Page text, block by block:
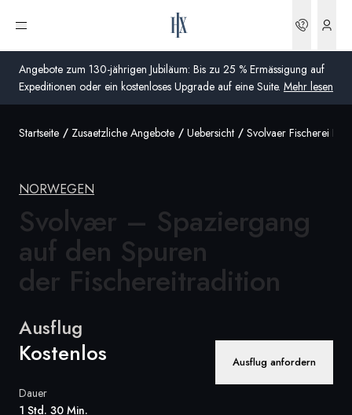
Angebote zum 130-jährigen Jubiläum: Bis zu 25 % Ermässigung auf
Expeditionen oder ein kostenloses Upgrade auf eine Suite. Mehr lesen
Menü öffnen
Schweiz
und Nordirland)
USA
Schweiz
Schweden
Global
Startseite Zusaetzliche Angebote Uebersicht Svolvaer Fischerei
NORWEGEN
Svolvær – Spaziergang
auf den Spuren
der Fischereitradition
Ausflug
Kostenlos Ausflug anfordern
Dauer
1 Std. 30 Min.